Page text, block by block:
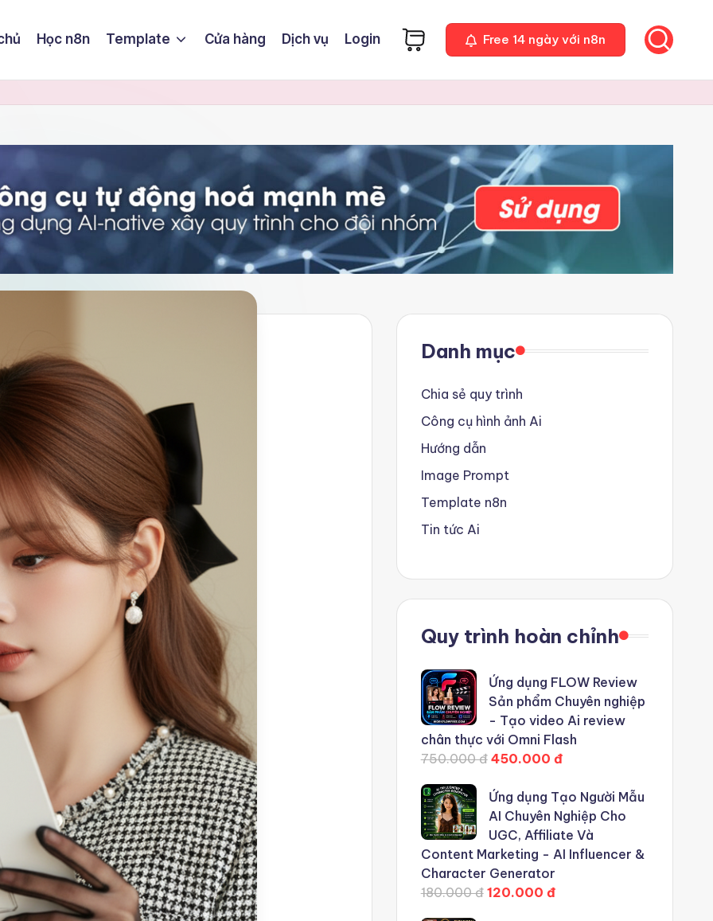
Học n8n Template Cửa hàng Dịch vụ Login Free 14 ngày với n8n
Danh mục
Chia sẻ quy trình
Công cụ hình ảnh Ai
Hướng dẫn
Image Prompt
Template n8n
Tin tức Ai
Quy trình hoàn chỉnh
Ứng dụng FLOW Review
Sản phẩm Chuyên nghiệp
- Tạo video Ai review
chân thực với Omni Flash
750.000 đ 450.000 đ
Ứng dụng Tạo Người Mẫu
AI Chuyên Nghiệp Cho
UGC, Affiliate Và
Content Marketing - AI Influencer &
Character Generator
180.000 đ 120.000 đ